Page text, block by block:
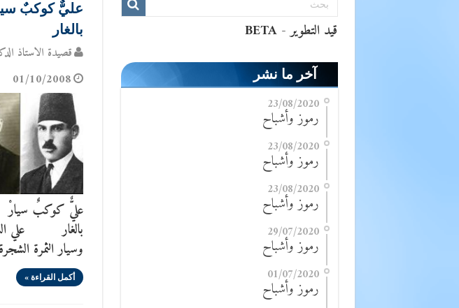
عليٌّ كوكبٌ
بالغار
قصيدة الاستاذ
01/10/2008
عليٌّ كوكبٌ
بالغار علي
وسيار الثمرة الشجرة
أكمل القراءة »
آخر ما نشر
23/08/2020
رموز وأشباح
23/08/2020
رموز وأشباح
23/08/2020
رموز وأشباح
29/07/2020
رموز وأشباح
01/07/2020
رموز وأشباح